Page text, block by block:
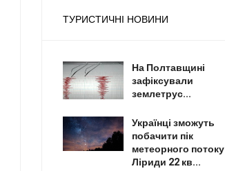
ТУРИСТИЧНІ НОВИНИ
На Полтавщині
зафіксували
землетрус...
Українці зможуть
побачити пік
метеорного потоку
Ліриди 22 кв...